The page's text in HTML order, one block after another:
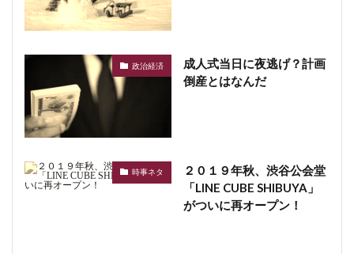
政治経済
成人式当日に夜逃げ？計画
倒産とはなんだ
時事ネタ
２０１９年秋、渋谷公会堂
「LINE CUBE SHIBUYA」
がついに再オープン！